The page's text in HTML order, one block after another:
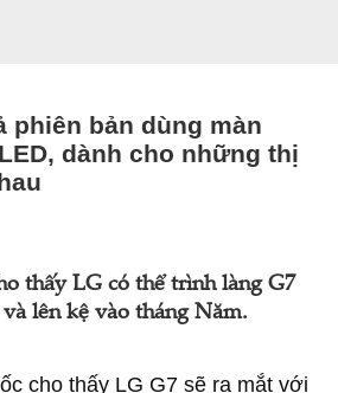
phiên bản dùng màn
dành cho những thị
thấy LG có thể trình làng G7
lên kệ vào tháng Năm.
cho thấy LG G7 sẽ ra mắt với